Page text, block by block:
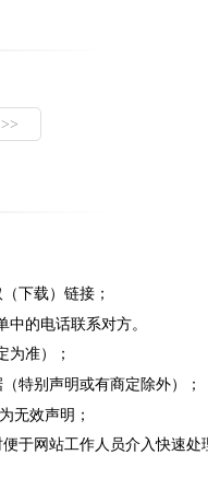
下载）链接；
的电话联系对方。
为准）；
特别声明或有商定除外）；
无效声明；
于网站工作人员介入快速处